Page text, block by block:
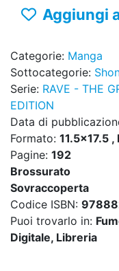
Aggiungi
Categorie: Manga
Sottocategorie:
Serie: RAVE - THE
EDITION
Data di
Formato: 11.5x17.5 ,
Pagine: 192
Brossurato
Sovraccoperta
Codice ISBN:
Puoi trovarlo in:
Digitale, Libreria